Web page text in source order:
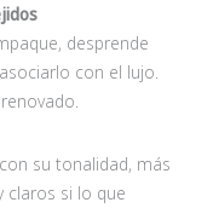
desprende
con el lujo.
su tonalidad, más
claros si lo que